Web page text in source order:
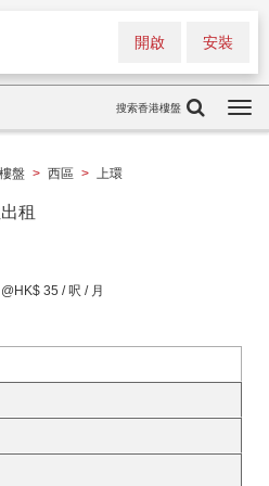
安裝
開啟
搜索香港樓盤
盤 > 西區 > 上環
租
@HK$ 35 / 呎 / 月